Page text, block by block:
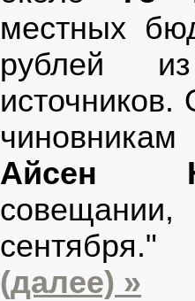
местных
рублей
чиновникам
Айсен
сентября."
(далее) »